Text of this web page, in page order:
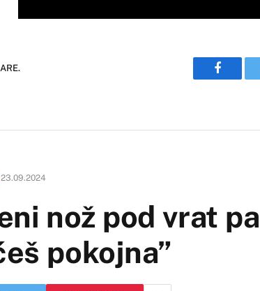
23.09.2024
nož pod vrat
pokojna”